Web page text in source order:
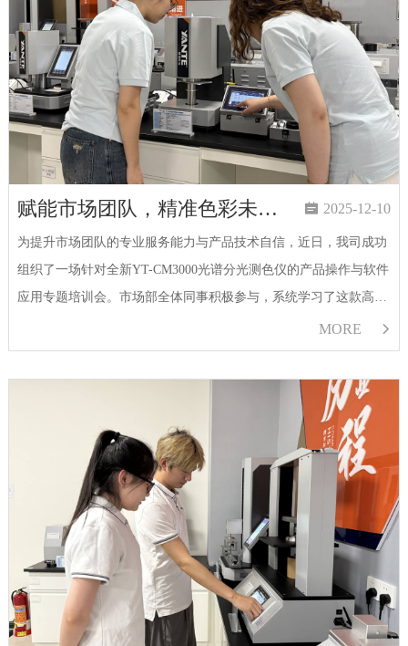
赋能市场团队，精准色彩未来 - 研特科仪举办光谱分光测色仪专题培训会  2025-12-10
为提升市场团队的专业服务能力与产品技术自信，近日，我司成功
组织了一场针对全新YT-CM3000光谱分光测色仪的产品操作与软件
应用专题培训会。市场部全体同事积极参与，系统学习了这款高性
能仪器的操作技巧及其联机软件的应用，为今后更好地服务于广大
客户、提供精准高效的…
MORE 